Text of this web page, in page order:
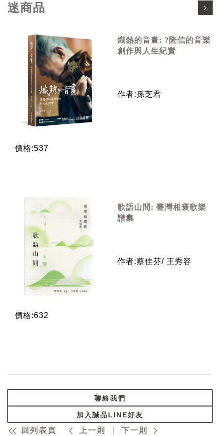
迷商品
熾熱的音畫: ?隆信的音樂
創作與人生紀實
作者:孫芝君
價格:537
歌語山間: 臺灣相褒歌樂
譜集
作者:蔡佳芬/ 王秀容
價格:632
聯絡我們
加入誠品LINE好友
回列表頁 上一則 下一則